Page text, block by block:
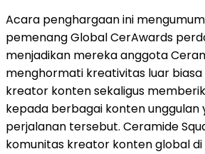
Acara penghargaan ini
pemenang Global CerAwards
menjadikan mereka anggota
menghormati kreativitas luar
kreator konten sekaligus
kepada berbagai konten unggulan
perjalanan tersebut. Ceramide
komunitas kreator konten global di